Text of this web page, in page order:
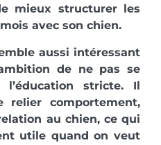
mieux structurer les
avec son chien.
aussi intéressant
de ne pas se
stricte. Il
relier comportement,
au chien, ce qui
utile quand on veut